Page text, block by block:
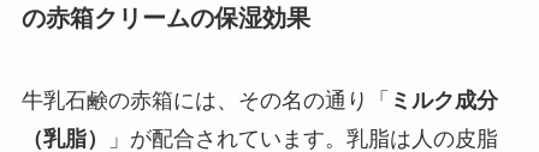
の赤箱クリームの保湿効果
牛乳石鹸の赤箱には、その名の通り「 ミルク成分
（乳脂）
」が配合されています。乳脂は人の皮脂